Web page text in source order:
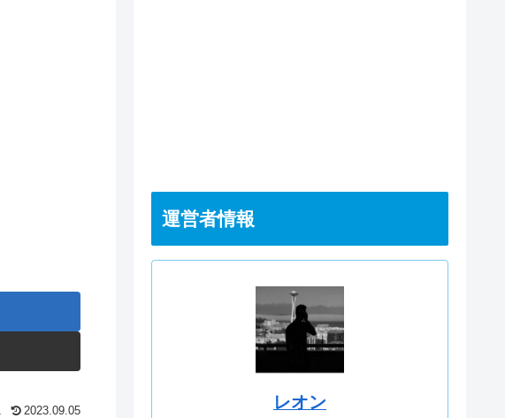
2023.09.05
運営者情報
レオン